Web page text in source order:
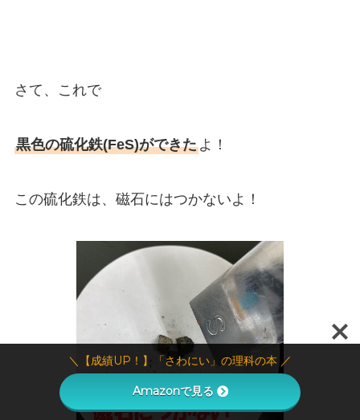
さて、これで
黒色の硫化鉄(FeS)ができたよ！
この硫化鉄は、磁石にはつかないよ！
＼【成績UP！】「さわにい」の理科の本 ／
Amazonで見る